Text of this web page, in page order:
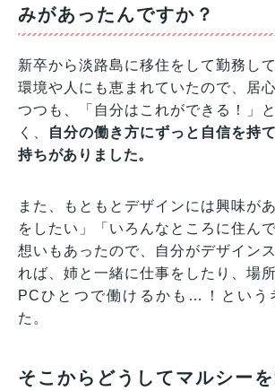
みがあったんですか？
新卒から淡路島に移住をして勤務し
環境や人にも恵まれていたので、居
つつも、「自分はこれができる！」
く、
自分の働き方にずっと自信を持
持ちがありました。
また、もともとデザインには興味が
をしたい」「いろんなところに住ん
想いもあったので、自分がデザイン
れば、姉と一緒に仕事をしたり、場
PCひとつで働けるかも…！という
た。
そこからどうしてマルシー